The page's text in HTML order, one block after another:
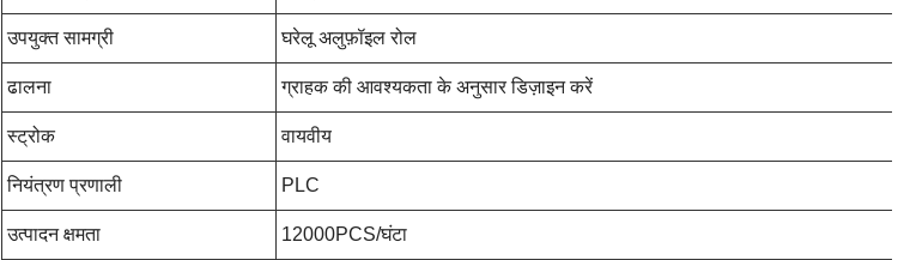
उपयुक्त सामग्री घरेलू अलुफ़ॉइल रोल
ढालना ग्राहक की आवश्यकता के अनुसार डिज़ाइन करें
स्ट्रोक वायवीय
नियंत्रण प्रणाली PLC
उत्पादन क्षमता 12000PCS/घंटा